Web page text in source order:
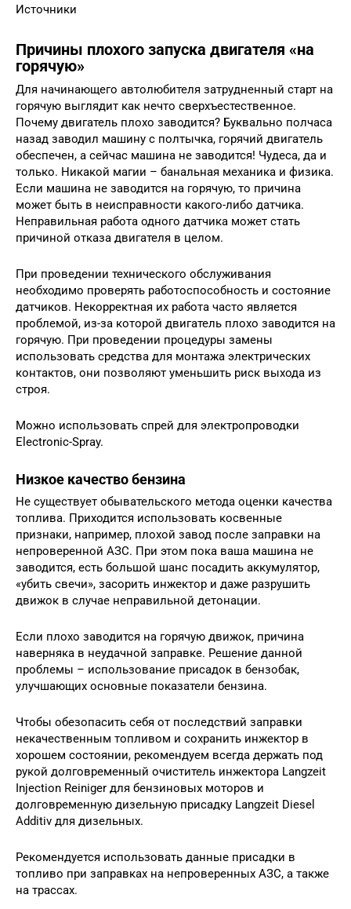
Источники
Причины плохого запуска двигателя «на
горячую»
Для начинающего автолюбителя затрудненный старт на
горячую выглядит как нечто сверхъестественное.
Почему двигатель плохо заводится? Буквально полчаса
назад заводил машину с полтычка, горячий двигатель
обеспечен, а сейчас машина не заводится! Чудеса, да и
только. Никакой магии – банальная механика и физика.
Если машина не заводится на горячую, то причина
может быть в неисправности какого-либо датчика.
Неправильная работа одного датчика может стать
причиной отказа двигателя в целом.
При проведении технического обслуживания
необходимо проверять работоспособность и состояние
датчиков. Некорректная их работа часто является
проблемой, из-за которой двигатель плохо заводится на
горячую. При проведении процедуры замены
использовать средства для монтажа электрических
контактов, они позволяют уменьшить риск выхода из
строя.
Можно использовать спрей для электропроводки
Electronic-Spray.
Низкое качество бензина
Не существует обывательского метода оценки качества
топлива. Приходится использовать косвенные
признаки, например, плохой завод после заправки на
непроверенной АЗС. При этом пока ваша машина не
заводится, есть большой шанс посадить аккумулятор,
«убить свечи», засорить инжектор и даже разрушить
движок в случае неправильной детонации.
Если плохо заводится на горячую движок, причина
наверняка в неудачной заправке. Решение данной
проблемы – использование присадок в бензобак,
улучшающих основные показатели бензина.
Чтобы обезопасить себя от последствий заправки
некачественным топливом и сохранить инжектор в
хорошем состоянии, рекомендуем всегда держать под
рукой долговременный очиститель инжектора Langzeit
Injection Reiniger для бензиновых моторов и
долговременную дизельную присадку Langzeit Diesel
Additiv для дизельных.
Рекомендуется использовать данные присадки в
топливо при заправках на непроверенных АЗС, а также
на трассах.